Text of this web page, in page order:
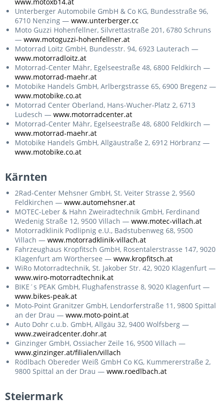
Unterberger Automobile GmbH & Co KG, Bundesstraße 96,
6710 Nenzing — www.unterberger.cc
Moto Guzzi Hohenfellner, Silvrettastraße 201, 6780 Schruns
— www.motoguzzi-hohenfellner.at
Motorrad Loitz GmbH, Bundesstr. 94, 6923 Lauterach —
www.motorradloitz.at
Motorrad-Center Mähr, Egelseestraße 48, 6800 Feldkirch —
www.motorrad-maehr.at
Motobike Handels GmbH, Arlbergstrasse 65, 6900 Bregenz —
www.motobike.co.at
Motorrad Center Oberland, Hans-Wucher-Platz 2, 6713
Ludesch — www.motorradcenter.at
Motorrad-Center Mähr, Egelseestraße 48, 6800 Feldkirch —
www.motorrad-maehr.at
Motobike Handels GmbH, Allgäustraße 2, 6912 Hörbranz —
www.motobike.co.at
Kärnten
2Rad-Center Mehsner GmbH, St. Veiter Strasse 2, 9560
Feldkirchen — www.automehsner.at
MOTEC-Leber & Hahn Zweiradtechnik GmbH, Ferdinand
Wedenig Straße 12, 9500 Villach — www.motec-villach.at
Motorradklinik Podlipnig e.U., Badstubenweg 68, 9500
Villach — www.motorradklinik-villach.at
Fahrzeughaus Kropfitsch GmbH, Rosentalerstrasse 147, 9020
Klagenfurt am Wörthersee — www.kropfitsch.at
WiRo Motorradtechnik, St. Jakober Str. 42, 9020 Klagenfurt —
www.wiro-motorradtechnik.at
BIKE´s PEAK GmbH, Flughafenstrasse 8, 9020 Klagenfurt —
www.bikes-peak.at
Moto-Point Granitzer GmbH, Lendorferstraße 11, 9800 Spittal
an der Drau — www.moto-point.at
Auto Dohr c.u.b. GmbH, Allgäu 32, 9400 Wolfsberg —
www.zweiradcenter.dohr.at
Ginzinger GmbH, Ossiacher Zeile 16, 9500 Villach —
www.ginzinger.at/filialen/villach
Rödlbach Obereder Weiß GmbH Co KG, Kummererstraße 2,
9800 Spittal an der Drau — www.roedlbach.at
Steiermark